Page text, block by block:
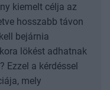
kiemelt célja az
hosszabb távon
bejárnia
lökést adhatnak
Ezzel a kérdéssel
mely